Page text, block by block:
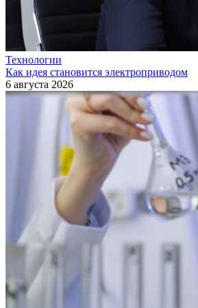
Технологии
Как идея становится электроприводом
6 августа 2026